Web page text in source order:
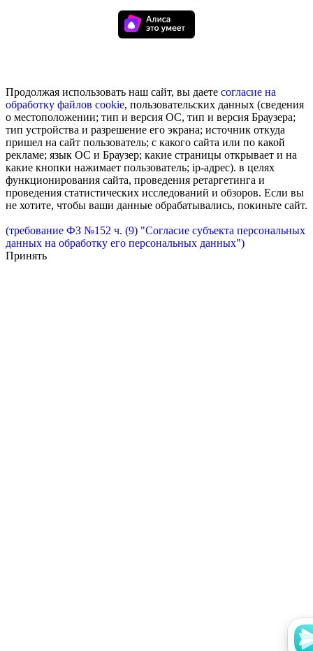
Продолжая использовать наш сайт, вы даете согласие на
обработку файлов cookie, пользовательских данных (сведения
о местоположении; тип и версия ОС, тип и версия Браузера;
тип устройства и разрешение его экрана; источник откуда
пришел на сайт пользователь; с какого сайта или по какой
рекламе; язык ОС и Браузер; какие страницы открывает и на
какие кнопки нажимает пользователь; ip-адрес). в целях
функционирования сайта, проведения ретаргетинга и
проведения статистических исследований и обзоров. Если вы
не хотите, чтобы ваши данные обрабатывались, покиньте сайт.
(требование ФЗ №152 ч. (9) "Согласие субъекта персональных
данных на обработку его персональных данных")
Принять